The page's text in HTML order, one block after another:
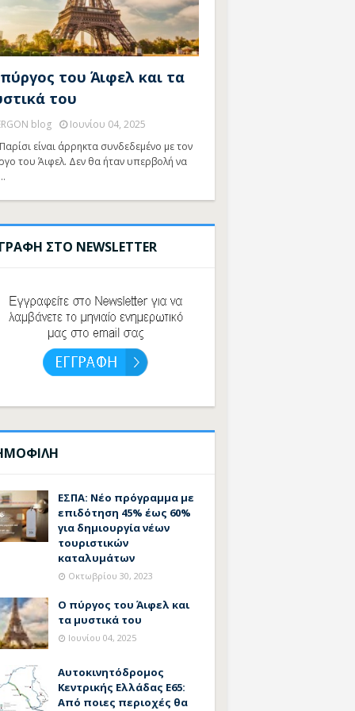
του Άιφελ και τα
του
blog
Ιουνίου 04, 2025
είναι άρρηκτα συνδεδεμένο με τον
του Άιφελ. Δεν θα ήταν υπερβολή να
ΣΤΟ NEWSLETTER
ΕΣΠΑ: Νέο πρόγραμμα με
επιδότηση 45% έως 60%
για δημιουργία νέων
τουριστικών
καταλυμάτων
Οκτωβρίου 30, 2023
Ο πύργος του Άιφελ και
τα μυστικά του
Ιουνίου 04, 2025
Αυτοκινητόδρομος
Κεντρικής Ελλάδας Ε65:
Από ποιες περιοχές θα